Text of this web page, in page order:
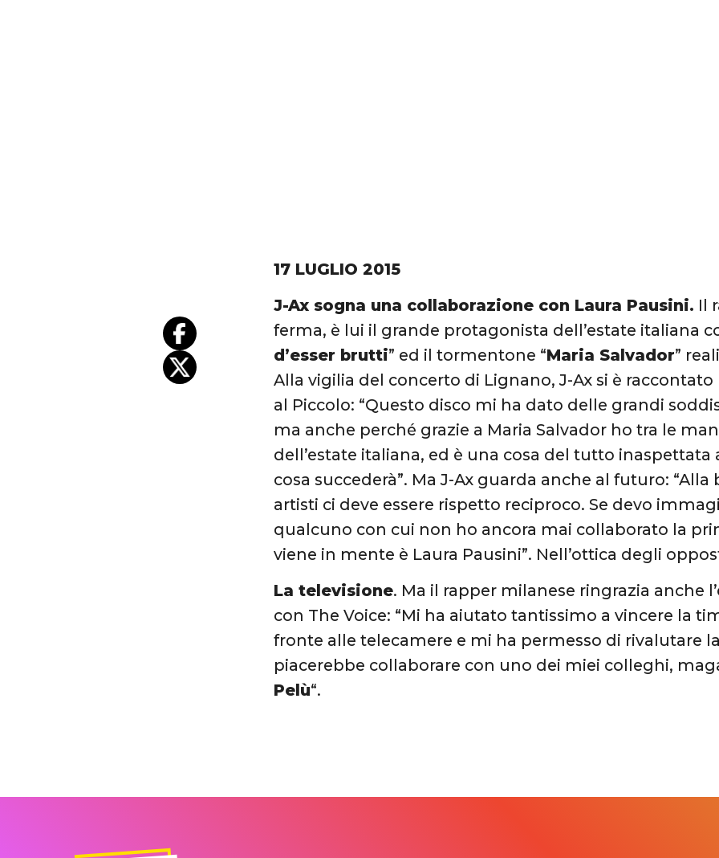
17 LUGLIO 2015
J-Ax sogna una collaborazione con Laura Pausini. Il
ferma, è lui il grande protagonista dell’estate italiana
d’esser brutti” ed il tormentone “Maria Salvador”
Alla vigilia del concerto di Lignano, J-Ax si è
al Piccolo: “Questo disco mi ha dato delle grandi
ma anche perché grazie a Maria Salvador ho tra le
dell’estate italiana, ed è una cosa del tutto
cosa succederà”. Ma J-Ax guarda anche al futuro:
artisti ci deve essere rispetto reciproco. Se devo
qualcuno con cui non ho ancora mai collaborato la
viene in mente è Laura Pausini”. Nell’ottica degli
La televisione. Ma il rapper milanese ringrazia anche
con The Voice: “Mi ha aiutato tantissimo a vincere la
fronte alle telecamere e mi ha permesso di rivalutare
piacerebbe collaborare con uno dei miei colleghi,
Pelù“.